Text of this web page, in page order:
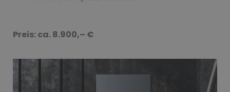
Preis: ca. 8.900,– €